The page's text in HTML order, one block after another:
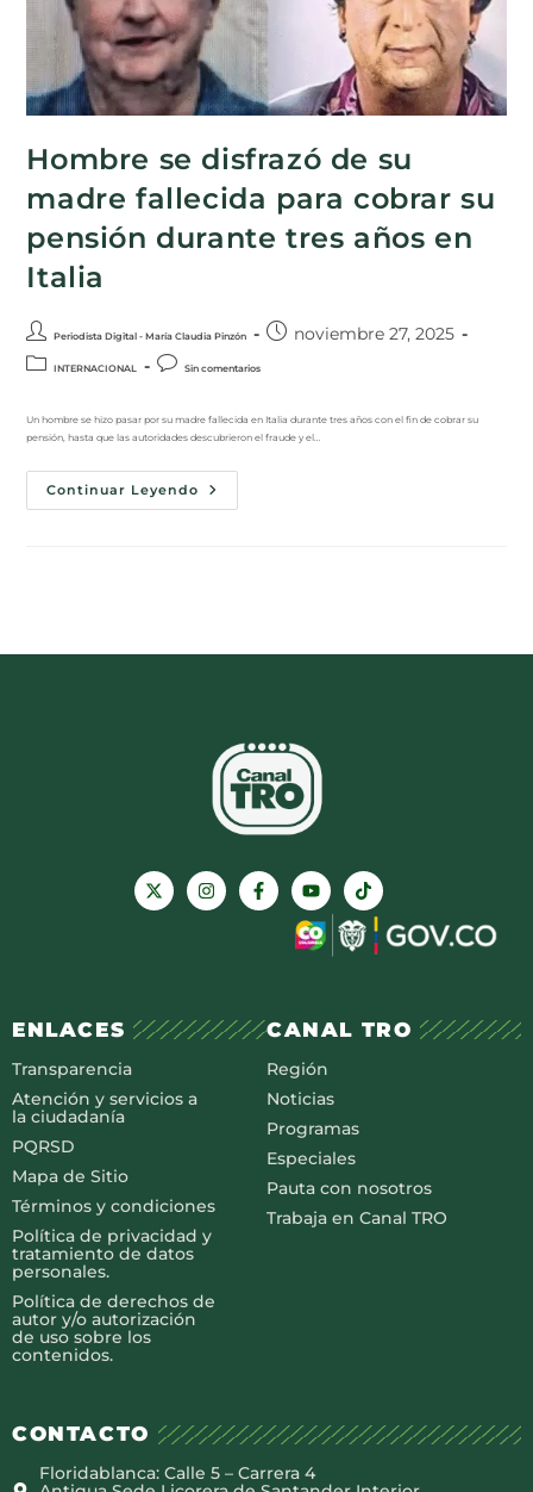
Hombre se disfrazó de su
madre fallecida para cobrar su
pensión durante tres años en
Italia
Periodista Digital - María Claudia Pinzón noviembre 27, 2025
INTERNACIONAL Sin comentarios
Un hombre se hizo pasar por su madre fallecida en Italia durante tres años con el fin de cobrar su
pensión, hasta que las autoridades descubrieron el fraude y el…
Continuar Leyendo
ENLACES
Transparencia
Atención y servicios a
la ciudadanía
PQRSD
Mapa de Sitio
Términos y condiciones
Política de privacidad y
tratamiento de datos
personales.
Política de derechos de
autor y/o autorización
de uso sobre los
contenidos.
CANAL TRO
Región
Noticias
Programas
Especiales
Pauta con nosotros
Trabaja en Canal TRO
CONTACTO
Floridablanca: Calle 5 – Carrera 4